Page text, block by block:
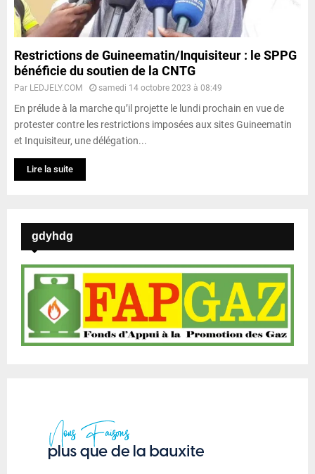
Restrictions de Guineematin/Inquisiteur : le SPPG
bénéficie du soutien de la CNTG
Par LEDJELY.COM samedi 14 octobre 2023 à 08:49
En prélude à la marche qu’il projette le lundi prochain en vue de
protester contre les restrictions imposées aux sites Guineematin
et Inquisiteur, une délégation...
Lire la suite
gdyhdg